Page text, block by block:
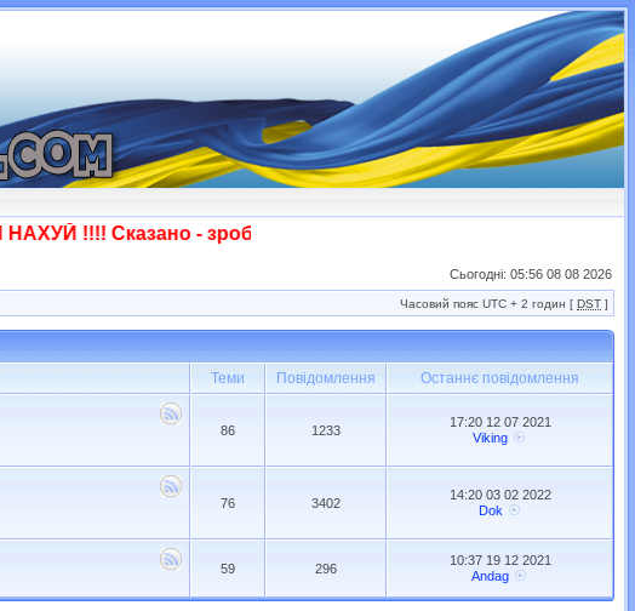
!!!! Сказано - зроблено! Слава ЗСУ!!!
Сьогодні: 05:56 08 08 2026
Часовий пояс UTC + 2 годин [ DST ]
Теми Повідомлення
Останнє повідомлення
86 1233
17:20 12 07 2021
Viking
76 3402
14:20 03 02 2022
Dok
59 296
10:37 19 12 2021
Andag